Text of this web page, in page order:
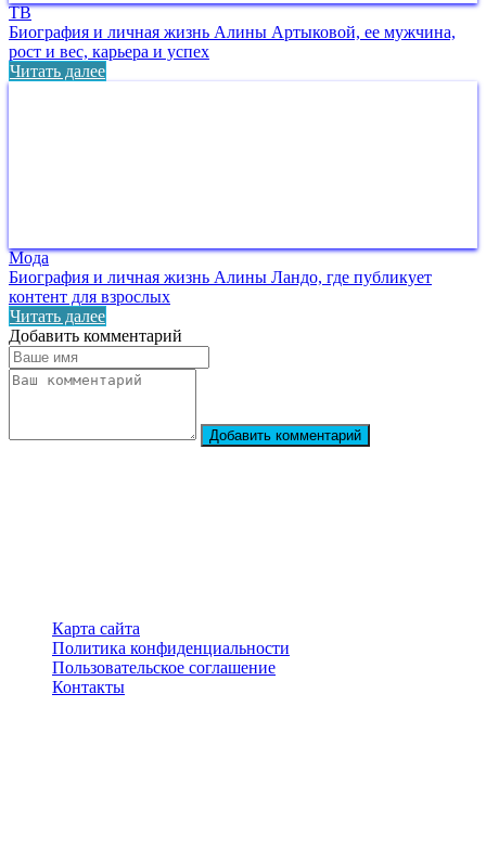
ТВ
Биография и личная жизнь Алины Артыковой, ее мужчина,
рост и вес, карьера и успех
Читать далее
Мода
Биография и личная жизнь Алины Ландо, где публикует
контент для взрослых
Читать далее
Добавить комментарий
Добавить комментарий
Карта сайта
Политика конфиденциальности
Пользовательское соглашение
Контакты